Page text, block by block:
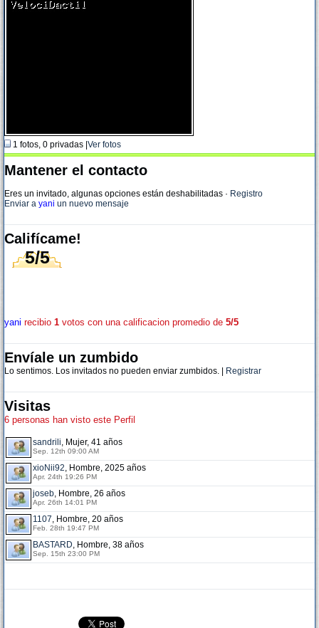
1 fotos, 0 privadas | Ver fotos
Mantener el contacto
Eres un invitado, algunas opciones están deshabilitadas · Registro
Enviar a yani un nuevo mensaje
Califícame!
5/5
yani recibio 1 votos con una calificacion promedio de 5/5
Envíale un zumbido
Lo sentimos. Los invitados no pueden enviar zumbidos. | Registrar
Visitas
6 personas han visto este Perfil
sandrili, Mujer, 41 años
Sep. 12th 09:00 AM
xioNii92, Hombre, 2025 años
Apr. 24th 19:26 PM
joseb, Hombre, 26 años
Apr. 26th 14:01 PM
1107, Hombre, 20 años
Feb. 28th 19:47 PM
BASTARD, Hombre, 38 años
Sep. 15th 23:00 PM